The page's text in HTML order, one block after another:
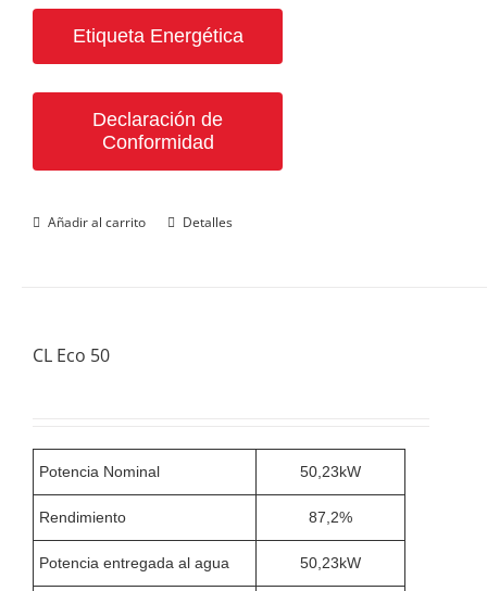
Etiqueta Energética
Declaración de
Conformidad
Añadir al carrito Detalles
CL Eco 50
Potencia Nominal 50,23kW
Rendimiento 87,2%
Potencia entregada al agua 50,23kW